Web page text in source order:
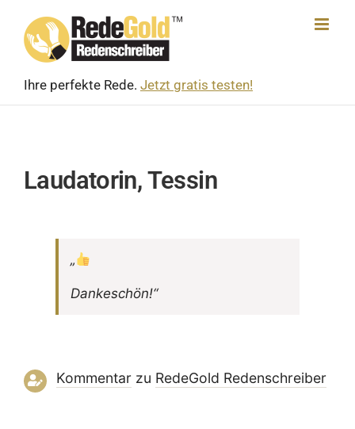
content
Ihre perfekte Rede. Jetzt gratis testen!
Laudatorin, Tessin
„
Danke­schön!“
Kommentarzu RedeGold Reden­schreiber